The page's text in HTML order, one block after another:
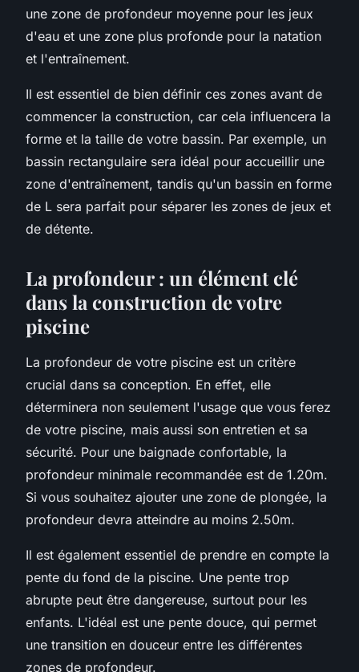
une zone de profondeur moyenne pour les jeux
d'eau et une zone plus profonde pour la natation
et l'entraînement.
Il est essentiel de bien définir ces zones avant de
commencer la construction, car cela influencera la
forme et la taille de votre bassin. Par exemple, un
bassin rectangulaire sera idéal pour accueillir une
zone d'entraînement, tandis qu'un bassin en forme
de L sera parfait pour séparer les zones de jeux et
de détente.
La profondeur : un élément clé
dans la construction de votre
piscine
La profondeur de votre piscine est un critère
crucial dans sa conception. En effet, elle
déterminera non seulement l'usage que vous ferez
de votre piscine, mais aussi son entretien et sa
sécurité. Pour une baignade confortable, la
profondeur minimale recommandée est de 1.20m.
Si vous souhaitez ajouter une zone de plongée, la
profondeur devra atteindre au moins 2.50m.
Il est également essentiel de prendre en compte la
pente du fond de la piscine. Une pente trop
abrupte peut être dangereuse, surtout pour les
enfants. L'idéal est une pente douce, qui permet
une transition en douceur entre les différentes
zones de profondeur.